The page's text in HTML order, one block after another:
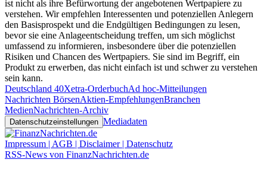
ist nicht als ihre Befürwortung der angebotenen Wertpapiere zu
verstehen. Wir empfehlen Interessenten und potenziellen Anlegern
den Basisprospekt und die Endgültigen Bedingungen zu lesen,
bevor sie eine Anlageentscheidung treffen, um sich möglichst
umfassend zu informieren, insbesondere über die potenziellen
Risiken und Chancen des Wertpapiers. Sie sind im Begriff, ein
Produkt zu erwerben, das nicht einfach ist und schwer zu verstehen
sein kann.
Deutschland 40Xetra-OrderbuchAd hoc-Mitteilungen
Nachrichten BörsenAktien-EmpfehlungenBranchen
MedienNachrichten-Archiv
Datenschutzeinstellungen Mediadaten
Impressum | AGB | Disclaimer | Datenschutz
RSS-News von FinanzNachrichten.de